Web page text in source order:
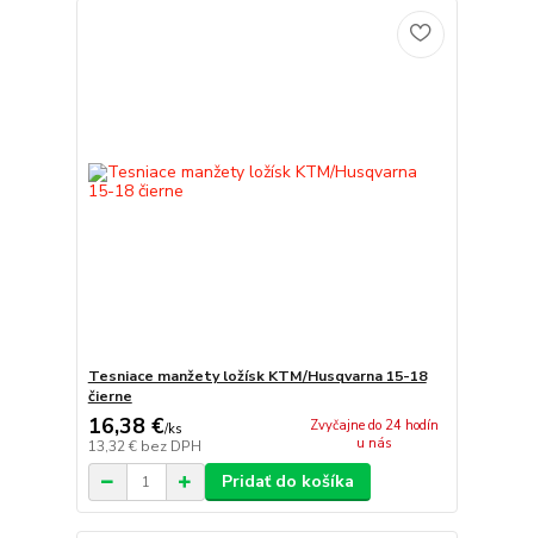
Tesniace manžety ložísk KTM/Husqvarna 15-18
čierne
16,38 €/ks
13,32 € bez DPH
Zvyčajne do 24 hodín
u nás
Pridať do košíka